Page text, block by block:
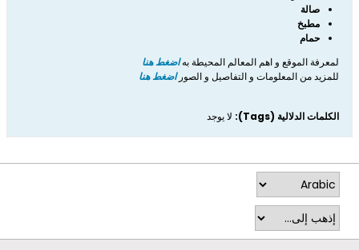
صالة
مطبخ
حمام
لمعرفة الموقع و اهم المعالم المحيطة بهاضغط هنا
للمزيد من المعلومات و التفاصيل و الصور اضغط هنا
الكلمات الدلالية (Tags): لا يوجد